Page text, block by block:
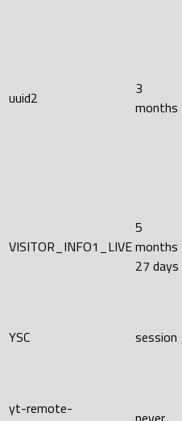
uuid2
3
months
VISITOR_INFO1_LIVE
5
months
27 days
YSC session
yt-remote-